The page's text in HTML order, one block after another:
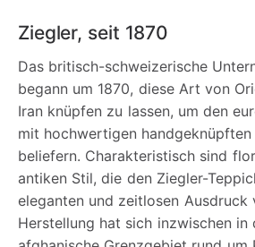
Ziegler, seit 1870
Das britisch-schweizerische
begann um 1870, diese Art von
Iran knüpfen zu lassen, um den
mit hochwertigen handgeknüpften
beliefern. Charakteristisch sind
antiken Stil, die den Ziegler-
eleganten und zeitlosen Ausdruck
Herstellung hat sich inzwischen in